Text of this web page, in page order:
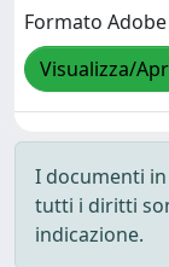
Formato Adobe
Visualizza/
I documenti
tutti i diritti
indicazione.